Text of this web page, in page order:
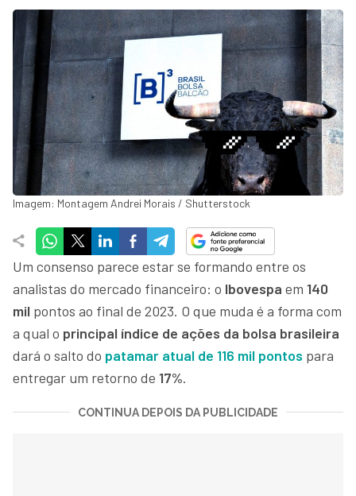
Imagem: Montagem Andrei Morais / Shutterstock
Um consenso parece estar se formando entre os
analistas do mercado financeiro: o Ibovespa em 140
mil pontos ao final de 2023. O que muda é a forma com
a qual o principal índice de ações da bolsa brasileira
dará o salto do patamar atual de 116 mil pontos para
entregar um retorno de 17%.
CONTINUA DEPOIS DA PUBLICIDADE